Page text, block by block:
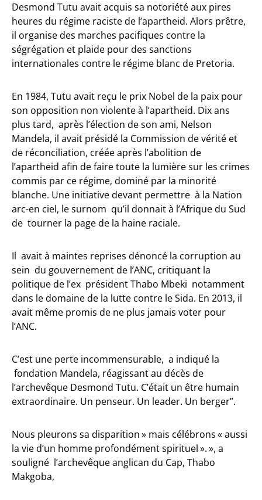
Desmond Tutu avait acquis sa notoriété aux pires
heures du régime raciste de l’apartheid. Alors prêtre,
il organise des marches pacifiques contre la
ségrégation et plaide pour des sanctions
internationales contre le régime blanc de Pretoria.
En 1984, Tutu avait reçu le prix Nobel de la paix pour
son opposition non violente à l’apartheid. Dix ans
plus tard, après l’élection de son ami, Nelson
Mandela, il avait présidé la Commission de vérité et
de réconciliation, créée après l’abolition de
l’apartheid afin de faire toute la lumière sur les crimes
commis par ce régime, dominé par la minorité
blanche. Une initiative devant permettre à la Nation
arc-en ciel, le surnom qu’il donnait à l’Afrique du Sud
de tourner la page de la haine raciale.
Il avait à maintes reprises dénoncé la corruption au
sein du gouvernement de l’ANC, critiquant la
politique de l’ex président Thabo Mbeki notamment
dans le domaine de la lutte contre le Sida. En 2013, il
avait même promis de ne plus jamais voter pour
l’ANC.
C’est une perte incommensurable, a indiqué la
fondation Mandela, réagissant au décès de
l’archevêque Desmond Tutu. C’était un être humain
extraordinaire. Un penseur. Un leader. Un berger”.
Nous pleurons sa disparition » mais célébrons « aussi
la vie d’un homme profondément spirituel ». », a
souligné l’archevêque anglican du Cap, Thabo
Makgoba,